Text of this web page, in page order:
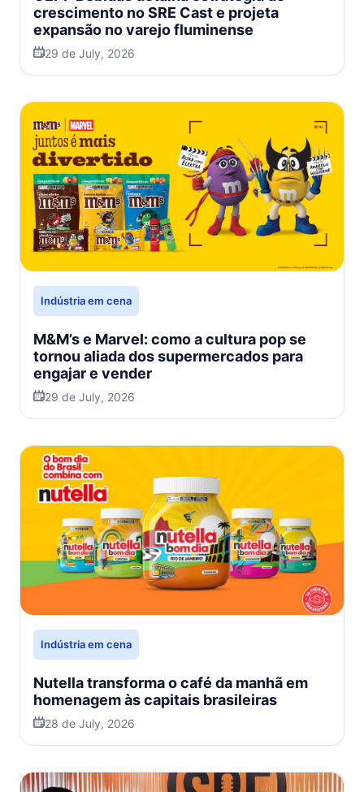
crescimento no SRE Cast e projeta
expansão no varejo fluminense
29 de July, 2026
Indústria em cena
M&M’s e Marvel: como a cultura pop se
tornou aliada dos supermercados para
engajar e vender
29 de July, 2026
Indústria em cena
Nutella transforma o café da manhã em
homenagem às capitais brasileiras
28 de July, 2026